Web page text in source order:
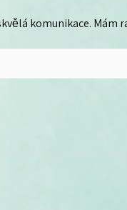
komunikace. Mám